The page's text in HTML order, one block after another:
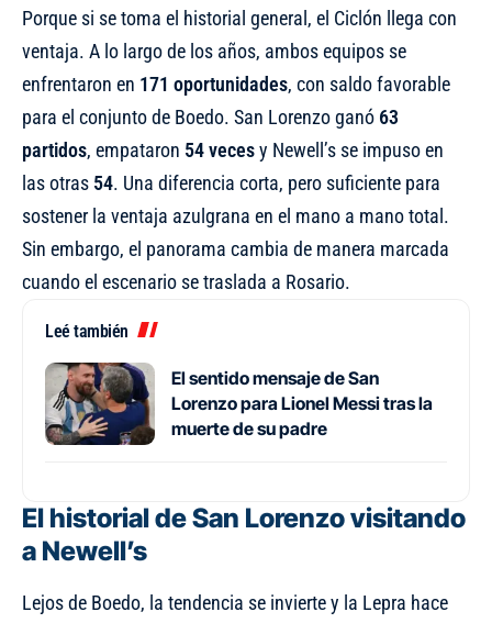
Porque si se toma el historial general, el Ciclón llega con
ventaja. A lo largo de los años, ambos equipos se
enfrentaron en 171 oportunidades, con saldo favorable
para el conjunto de Boedo. San Lorenzo ganó 63
partidos, empataron 54 vecesy Newell’s se impuso en
las otras 54. Una diferencia corta, pero suficiente para
sostener la ventaja azulgrana en el mano a mano total.
Sin embargo, el panorama cambia de manera marcada
cuando el escenario se traslada a Rosario.
Leé también
El sentido mensaje de San
Lorenzo para Lionel Messi tras la
muerte de su padre
El historial de San Lorenzo visitando
a Newell’s
Lejos de Boedo, la tendencia se invierte y la Lepra hace